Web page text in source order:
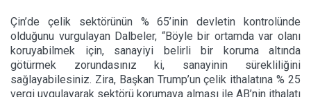
Çin’de çelik sektörünün % 65’inin devletin kontrolünde
olduğunu vurgulayan Dalbeler, “Böyle bir ortamda var olanı
koruyabilmek için, sanayiyi belirli bir koruma altında
götürmek zorundasınız ki, sanayinin sürekliliğini
sağlayabilesiniz. Zira, Başkan Trump’un çelik ithalatına % 25
vergi uygulayarak sektörü korumaya alması ile AB’nin ithalatı